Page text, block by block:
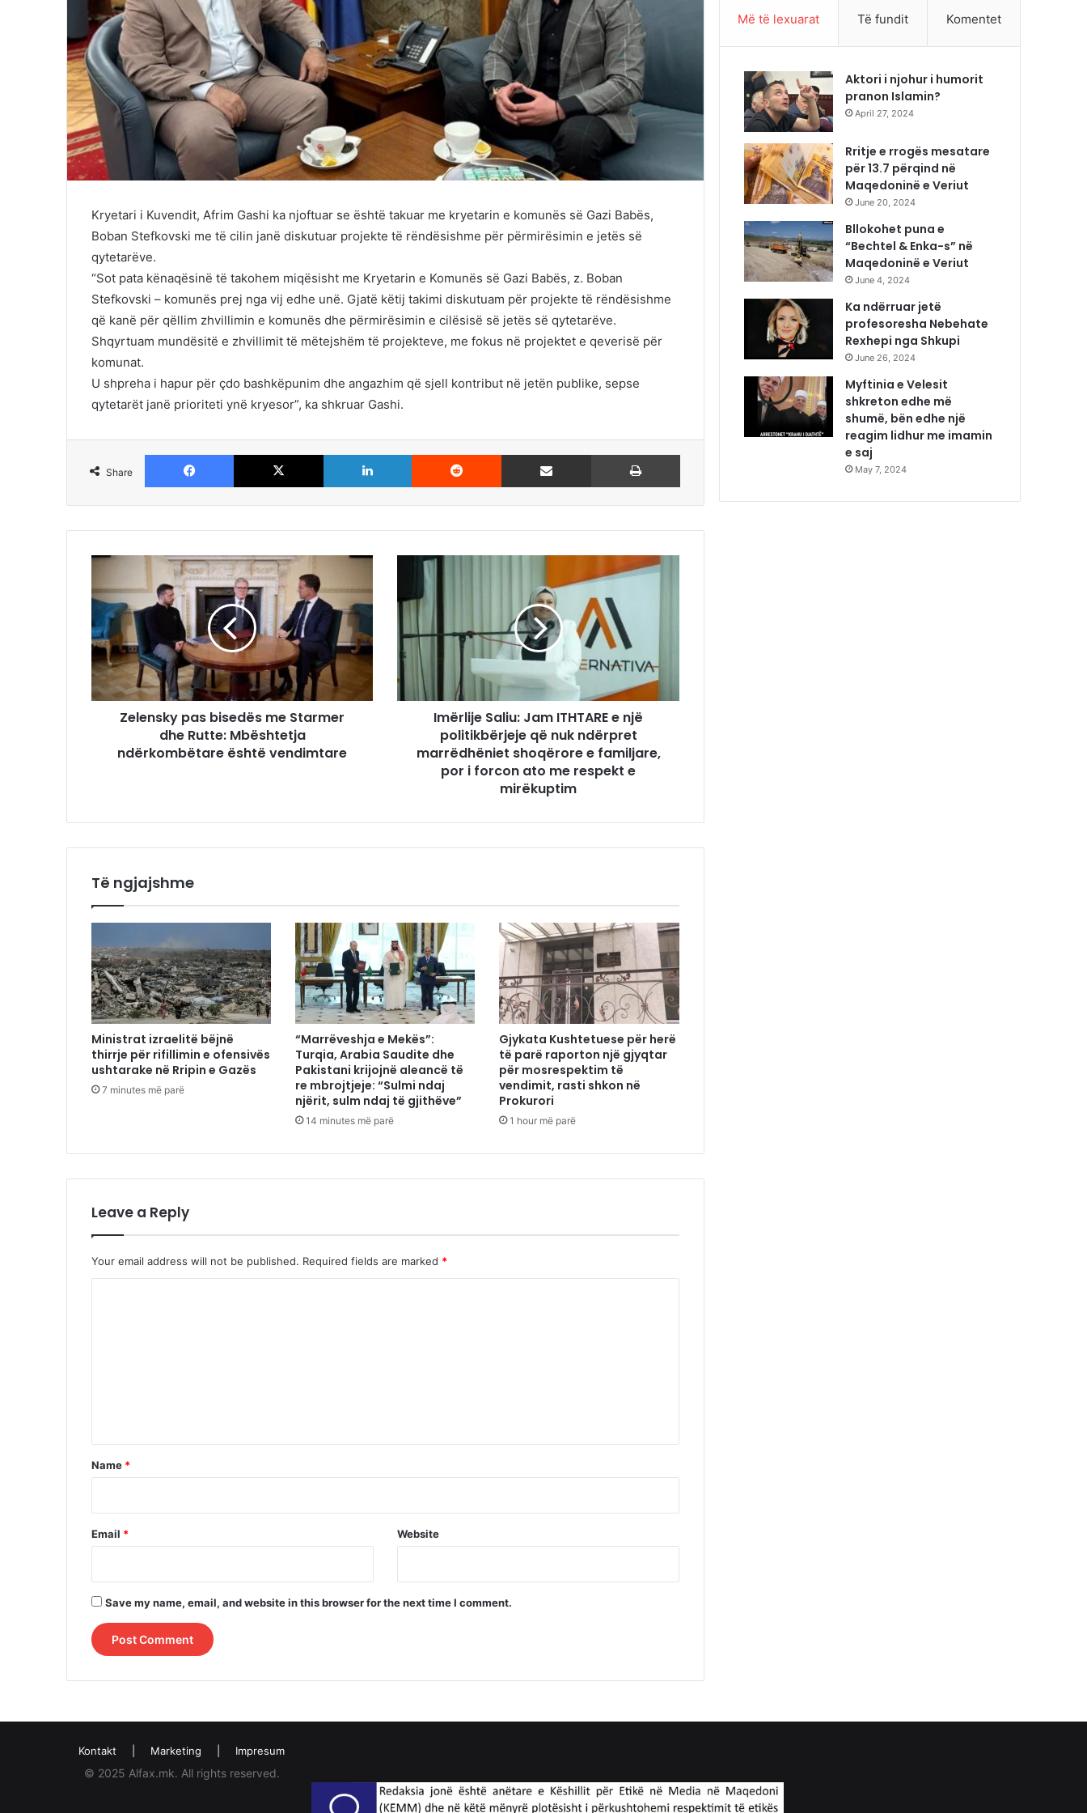
Kryetari i Kuvendit, Afrim Gashi ka njoftuar se është takuar me kryetarin e komunës së Gazi Babës,
Boban Stefkovski me të cilin janë diskutuar projekte të rëndësishme për përmirësimin e jetës së
qytetarëve.
“Sot pata kënaqësinë të takohem miqësisht me Kryetarin e Komunës së Gazi Babës, z. Boban
Stefkovski – komunës prej nga vij edhe unë. Gjatë këtij takimi diskutuam për projekte të rëndësishme
që kanë për qëllim zhvillimin e komunës dhe përmirësimin e cilësisë së jetës së qytetarëve.
Shqyrtuam mundësitë e zhvillimit të mëtejshëm të projekteve, me fokus në projektet e qeverisë për
komunat.
U shpreha i hapur për çdo bashkëpunim dhe angazhim që sjell kontribut në jetën publike, sepse
qytetarët janë prioriteti ynë kryesor”, ka shkruar Gashi.
Share
Facebook X LinkedIn Reddit Share via Email
Zelensky pas bisedës me Starmer
dhe Rutte: Mbështetja
ndërkombëtare është vendimtare
Imërlije Saliu: Jam ITHTARE e një
politikbërjeje që nuk ndërpret
marrëdhëniet shoqërore e familjare,
por i forcon ato me respekt e
mirëkuptim
Të ngjajshme
Ministrat izraelitë bëjnë
thirrje për rifillimin e ofensivës
ushtarake në Rripin e Gazës
7 minutes më parë
“Marrëveshja e Mekës”:
Turqia, Arabia Saudite dhe
Pakistani krijojnë aleancë të
re mbrojtjeje: “Sulmi ndaj
njërit, sulm ndaj të gjithëve”
14 minutes më parë
Gjykata Kushtetuese për herë
të parë raporton një gjyqtar
për mosrespektim të
vendimit, rasti shkon në
Prokurori
1 hour më parë
Leave a Reply
Your email address will not be published. Required fields are marked *
*
Name *
Email * Website
Save my name, email, and website in this browser for the next time I comment.
Më të lexuarat Të fundit Komentet
Aktori i njohur i humorit
pranon Islamin?
April 27, 2024
Rritje e rrogës mesatare
për 13.7 përqind në
Maqedoninë e Veriut
June 20, 2024
Bllokohet puna e
“Bechtel & Enka-s” në
Maqedoninë e Veriut
June 4, 2024
Ka ndërruar jetë
profesoresha Nebehate
Rexhepi nga Shkupi
June 26, 2024
Myftinia e Velesit
shkreton edhe më
shumë, bën edhe një
reagim lidhur me imamin
e saj
May 7, 2024
Kontakt Marketing Impresum
© 2025 Alfax.mk. All rights reserved.